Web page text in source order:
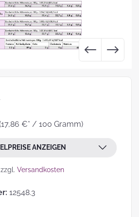
€* / 100 Gramm)
ANZEIGEN
Versandkosten
12548.3